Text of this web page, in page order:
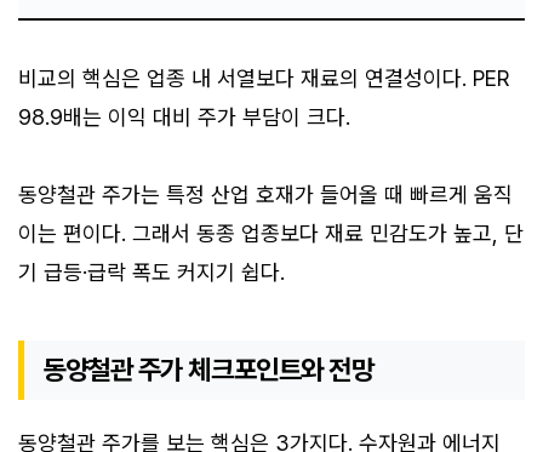
비교의 핵심은 업종 내 서열보다 재료의 연결성이다. PER
98.9배는 이익 대비 주가 부담이 크다.
동양철관 주가는 특정 산업 호재가 들어올 때 빠르게 움직
이는 편이다. 그래서 동종 업종보다 재료 민감도가 높고, 단
기 급등·급락 폭도 커지기 쉽다.
동양철관 주가 체크포인트와 전망
동양철관 주가를 보는 핵심은 3가지다. 수자원과 에너지